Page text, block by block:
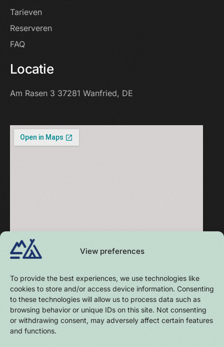
View preferences
To provide the best experiences, we use technologies like
cookies to store and/or access device information. Consenting
to these technologies will allow us to process data such as
browsing behavior or unique IDs on this site. Not consenting
or withdrawing consent, may adversely affect certain features
and functions.
Tarieven
Reserveren
FAQ
Locatie
Am Rasen 3 37281 Wanfried, DE